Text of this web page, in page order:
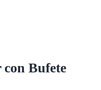
con Bufete